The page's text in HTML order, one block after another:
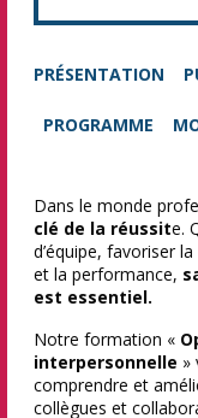
PRÉSENTATION
PROGRAMME
Dans le monde
clé de la réussite.
d’équipe, favoriser
et la performance,
est essentiel.
Notre formation «
interpersonnelle »
comprendre et
collègues et